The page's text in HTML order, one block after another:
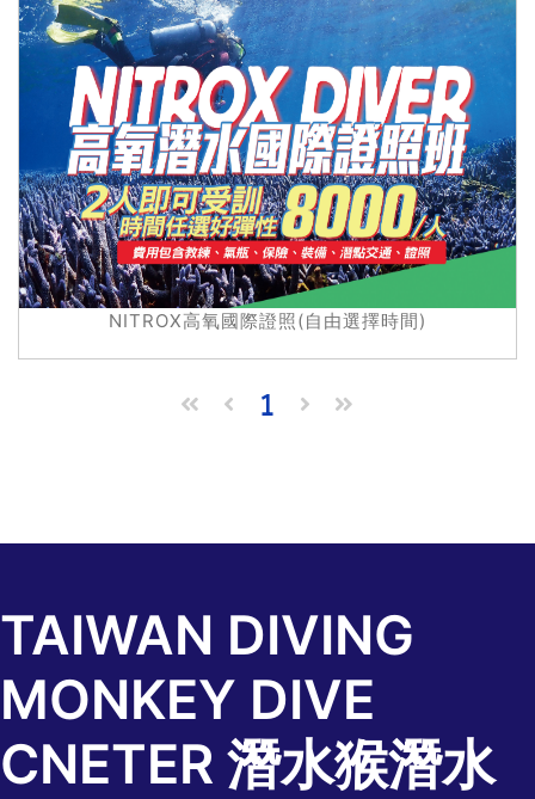
NITROX高氧國際證照(自由選擇時間)
1 (current)
TAIWAN DIVING
MONKEY DIVE
CNETER 潛水猴潛水